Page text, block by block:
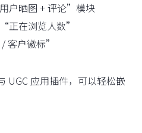
户晒图 + 评论”模块
在浏览人数”
客户徽标”
UGC 应用插件，可以轻松嵌